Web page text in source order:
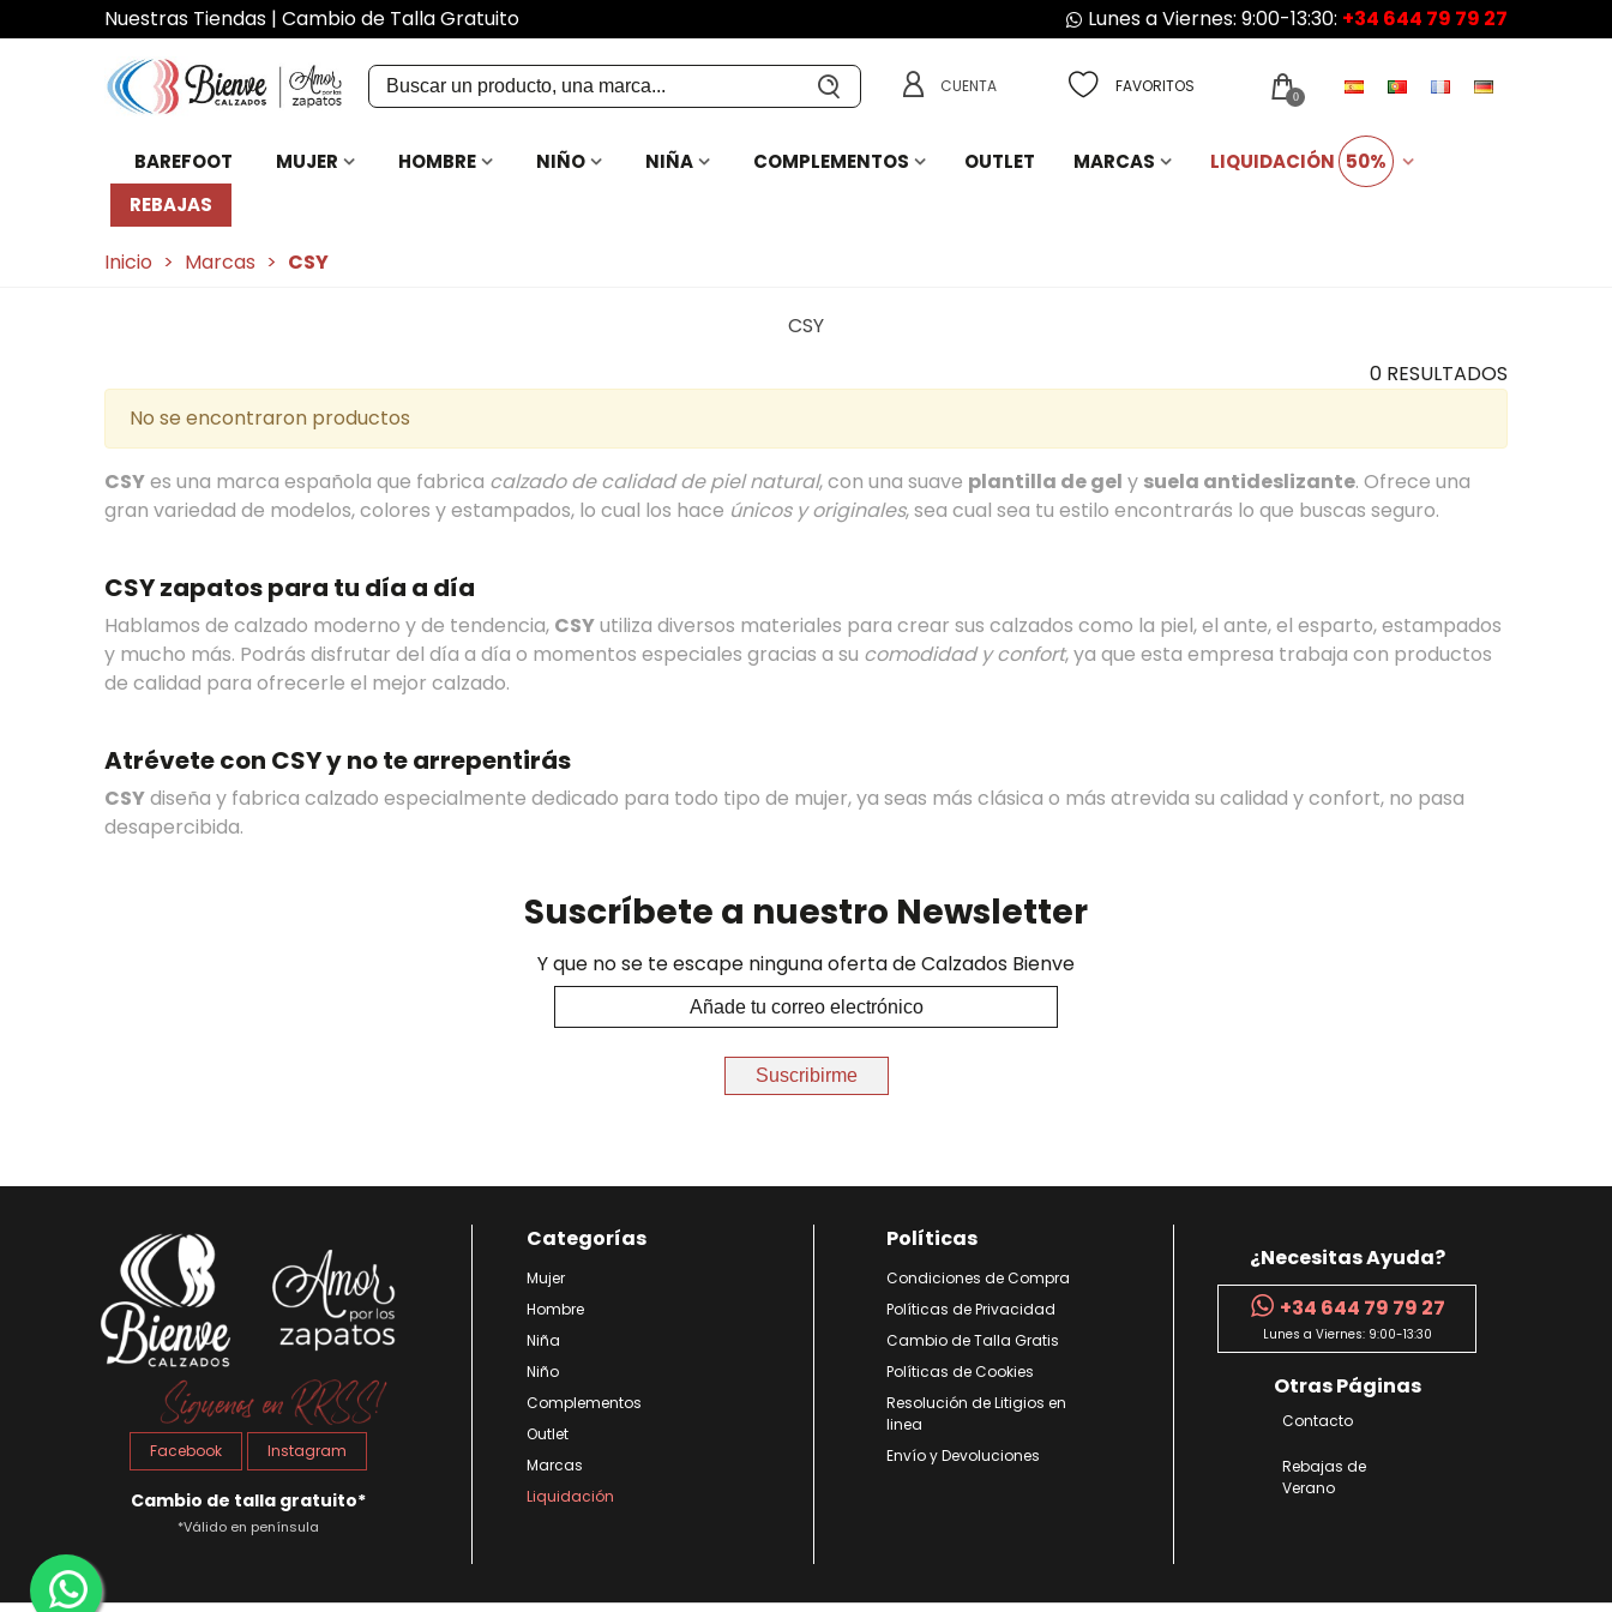
Nuestras Tiendas | Cambio de Talla Gratuito Lunes a Viernes: 9:00-13:30: +34 644 79 79 27
CUENTA FAVORITOS 0
BAREFOOT MUJER HOMBRE NIÑO NIÑA COMPLEMENTOS OUTLET MARCAS LIQUIDACIÓN 50%
REBAJAS
Inicio > Marcas > CSY
CSY
0 RESULTADOS
No se encontraron productos
CSYes una marca española que fabrica calzado de calidad de piel natural, con una suave plantilla de gel y suela antideslizante. Ofrece una
gran variedad de modelos, colores y estampados, lo cual los hace únicos y originales, sea cual sea tu estilo encontrarás lo que buscas seguro.
CSY zapatos para tu día a día
Hablamos de calzado moderno y de tendencia, CSYutiliza diversos materiales para crear sus calzados como la piel, el ante, el esparto, estampados
y mucho más. Podrás disfrutar del día a día o momentos especiales gracias a su comodidad y confort, ya que esta empresa trabaja con productos
de calidad para ofrecerle el mejor calzado.
Atrévete con CSY y no te arrepentirás
CSYdiseña y fabrica calzado especialmente dedicado para todo tipo de mujer, ya seas más clásica o más atrevida su calidad y confort, no pasa
desapercibida.
Suscríbete a nuestro Newsletter
Y que no se te escape ninguna oferta de Calzados Bienve
Suscribirme
Facebook Instagram
Cambio de talla gratuito*
*Válido en península
Categorías
Mujer
Hombre
Niña
Niño
Complementos
Outlet
Marcas
Liquidación
Políticas
Condiciones de Compra
Políticas de Privacidad
Cambio de Talla Gratis
Políticas de Cookies
Resolución de Litigios en
linea
Envío y Devoluciones
¿Necesitas Ayuda?
+34 644 79 79 27
Lunes a Viernes: 9:00-13:30
Otras Páginas
Contacto
Rebajas de
Verano